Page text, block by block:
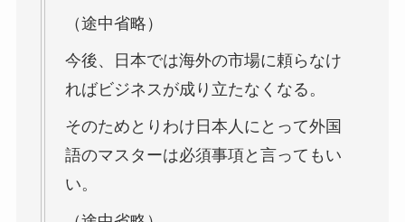
（途中省略）
今後、日本では海外の市場に頼らなけ
ればビジネスが成り立たなくなる。
そのためとりわけ日本人にとって外国
語のマスターは必須事項と言ってもい
い。